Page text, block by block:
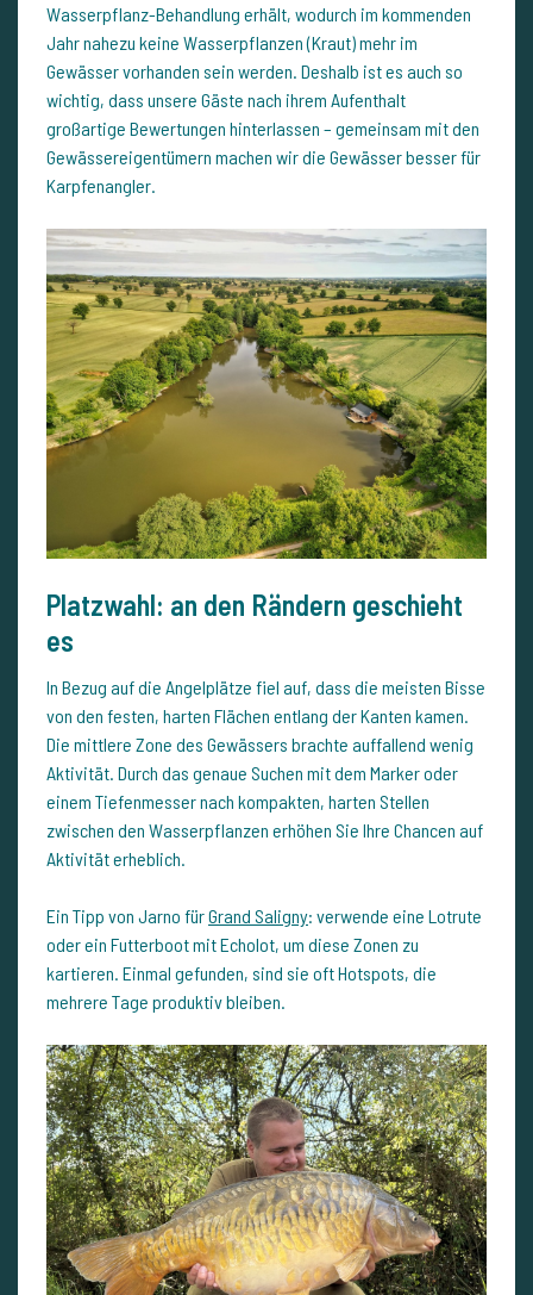
Wasserpflanz-Behandlung erhält, wodurch im kommenden
Jahr nahezu keine Wasserpflanzen (Kraut) mehr im
Gewässer vorhanden sein werden. Deshalb ist es auch so
wichtig, dass unsere Gäste nach ihrem Aufenthalt
großartige Bewertungen hinterlassen – gemeinsam mit den
Gewässereigentümern machen wir die Gewässer besser für
Karpfenangler.
Platzwahl: an den Rändern geschieht
es
In Bezug auf die Angelplätze fiel auf, dass die meisten Bisse
von den festen, harten Flächen entlang der Kanten kamen.
Die mittlere Zone des Gewässers brachte auffallend wenig
Aktivität. Durch das genaue Suchen mit dem Marker oder
einem Tiefenmesser nach kompakten, harten Stellen
zwischen den Wasserpflanzen erhöhen Sie Ihre Chancen auf
Aktivität erheblich.
Ein Tipp von Jarno fürGrand Saligny: verwende eine Lotrute
oder ein Futterboot mit Echolot, um diese Zonen zu
kartieren. Einmal gefunden, sind sie oft Hotspots, die
mehrere Tage produktiv bleiben.